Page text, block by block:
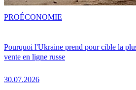
Pourquoi l'Ukraine prend pour cible la
vente en ligne russe
30.07.2026
PROÉCONOMIE